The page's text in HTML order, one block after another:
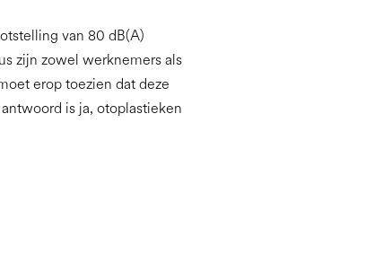
van 80 dB(A)
zijn zowel werknemers als
erop toezien dat deze
is ja, otoplastieken